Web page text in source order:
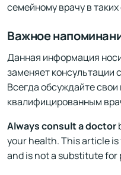
семейному врачу в таких
Важное
Данная информация
заменяет консультации
Всегда обсуждайте
квалифицированным
Always consult a doctor
your health. This article
and is not a substitute for